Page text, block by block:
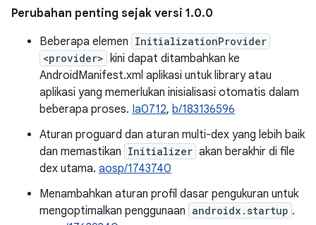
Perubahan penting sejak versi 1.0.0
Beberapa elemen InitializationProvider
<provider> kini dapat ditambahkan ke
AndroidManifest.xml aplikasi untuk library atau
aplikasi yang memerlukan inisialisasi otomatis dalam
beberapa proses. Ia0712, b/183136596
Aturan proguard dan aturan multi-dex yang lebih baik
dan memastikan Initializer akan berakhir di file
dex utama. aosp/1743740
Menambahkan aturan profil dasar pengukuran untuk
mengoptimalkan penggunaan androidx.startup .